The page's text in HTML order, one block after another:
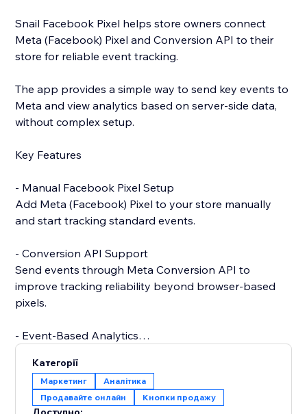
Snail Facebook Pixel helps store owners connect
Meta (Facebook) Pixel and Conversion API to their
store for reliable event tracking.
The app provides a simple way to send key events to
Meta and view analytics based on server-side data,
without complex setup.
Key Features
- Manual Facebook Pixel Setup
Add Meta (Facebook) Pixel to your store manually
and start tracking standard events.
- Conversion API Support
Send events through Meta Conversion API to
improve tracking reliability beyond browser-based
pixels.
- Event-Based Analytics
Conversion API.
- Catalog Integration (Coming Soon)
Категорії
Маркетинг
Аналітика
Продавайте онлайн
Кнопки продажу